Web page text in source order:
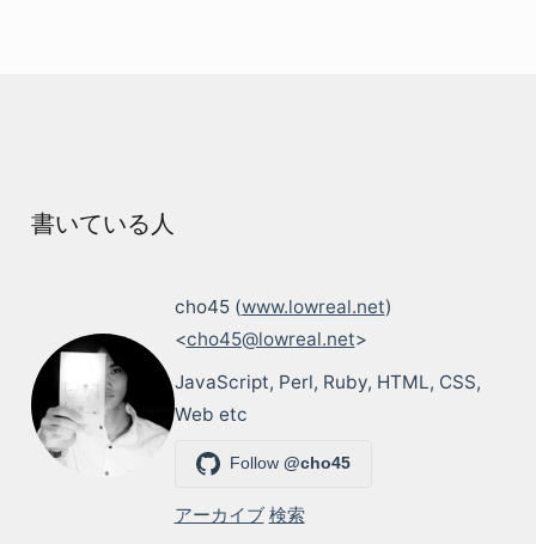
書いている人
cho45 (www.lowreal.net)
<cho45@lowreal.net>
JavaScript, Perl, Ruby, HTML, CSS,
Web etc
Follow@cho45
アーカイブ 検索